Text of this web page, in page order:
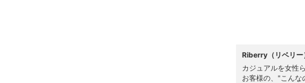
Riberry（リベリー
カジュアルを女性
お客様の、"こんな